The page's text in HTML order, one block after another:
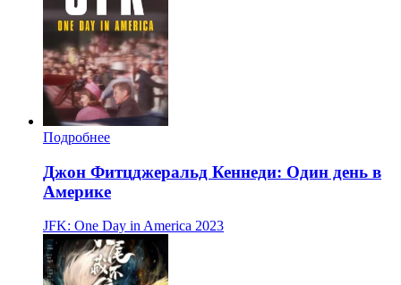
Подробнее
Джон Фитцджеральд Кеннеди: Один день в
Америке
JFK: One Day in America 2023